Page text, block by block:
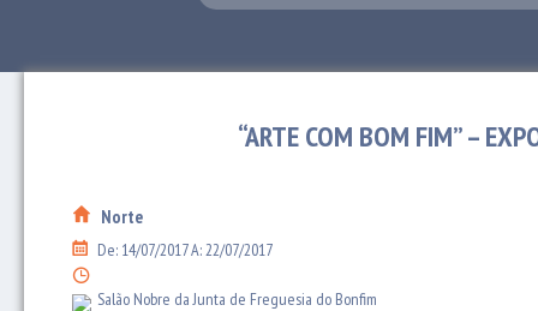
“ARTE COM BOM FIM” –
Norte
De: 14/07/2017 A: 22/07/2017
Salão Nobre da Junta de Freguesia do Bonfim